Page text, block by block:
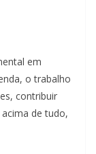
em
o trabalho
contribuir
de tudo,